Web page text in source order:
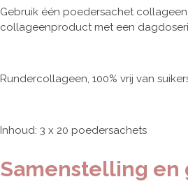
Gebruik één poedersachet
collageenproduct met een
Rundercollageen, 100% vrij van
Inhoud: 3 x 20 poedersachets
Samenstelling en